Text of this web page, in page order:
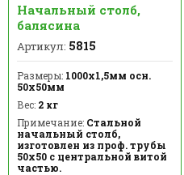
Начальный столб,
балясина
Артикул: 5815
Размеры: 1000х1,5мм осн.
50х50мм
Вес: 2 кг
Примечание: Стальной
начальный столб,
изготовлен из проф. трубы
50х50 с центральной витой
частью.